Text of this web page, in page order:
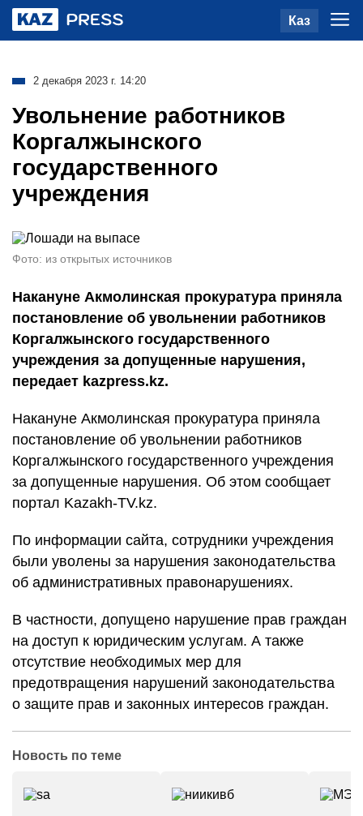
Каз
2 декабря 2023 г. 14:20
Увольнение работников
Коргалжынского
государственного
учреждения
Фото: из открытых источников
Накануне Акмолинская прокуратура приняла
постановление об увольнении работников
Коргалжынского государственного
учреждения за допущенные нарушения,
передает kazpress.kz.
Накануне Акмолинская прокуратура приняла
постановление об увольнении работников
Коргалжынского государственного учреждения
за допущенные нарушения. Об этом сообщает
портал Kazakh-TV.kz.
По информации сайта, сотрудники учреждения
были уволены за нарушения законодательства
об административных правонарушениях.
В частности, допущено нарушение прав граждан
на доступ к юридическим услугам. А также
отсутствие необходимых мер для
предотвращения нарушений законодательства
о защите прав и законных интересов граждан.
Новость по теме